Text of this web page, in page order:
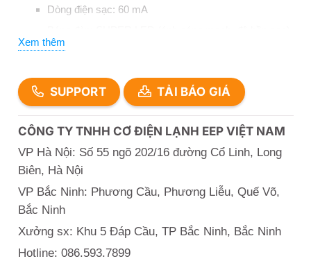
Dòng điện sạc: 60 mA
Thời gian thắp sáng: 2 giờ (chế độ DC)
Xem thêm
SUPPORT TẢI BÁO GIÁ
CÔNG TY TNHH CƠ ĐIỆN LẠNH EEP VIỆT NAM
VP Hà Nội: Số 55 ngõ 202/16 đường Cổ Linh, Long
Biên, Hà Nội
VP Bắc Ninh: Phương Cầu, Phương Liễu, Quế Võ,
Bắc Ninh
Xưởng sx: Khu 5 Đáp Cầu, TP Bắc Ninh, Bắc Ninh
Hotline: 086.593.7899